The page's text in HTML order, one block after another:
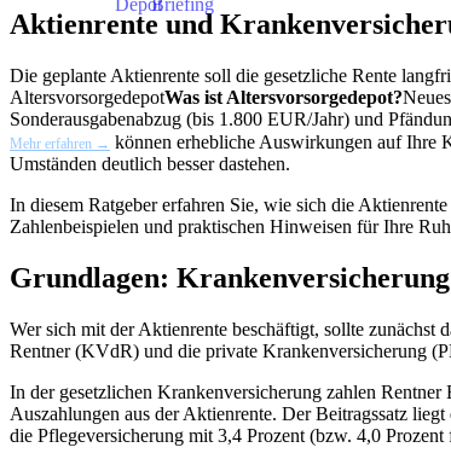
Aktienrente und
Die geplante Aktienrente soll die gesetzliche Rente
AltersvorsorgedepotWas ist Altersvorsorgedepot?
Sonderausgabenabzug (bis 1.800 EUR/Jahr) und
Mehr erfahren → können erhebliche Auswirkungen auf Ihre
Umständen deutlich besser dastehen.
In diesem Ratgeber erfahren Sie, wie sich die
Zahlenbeispielen und praktischen Hinweisen für Ihre
Grundlagen:
Wer sich mit der Aktienrente beschäftigt, sollte zunächst
Rentner (KVdR) und die private Krankenversicherung
In der gesetzlichen Krankenversicherung zahlen
Auszahlungen aus der Aktienrente. Der Beitragssatz
die Pflegeversicherung mit 3,4 Prozent (bzw. 4,0